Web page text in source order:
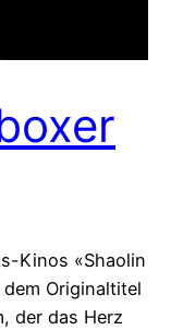
Kinos «Shaolin
Originaltitel
der das Herz